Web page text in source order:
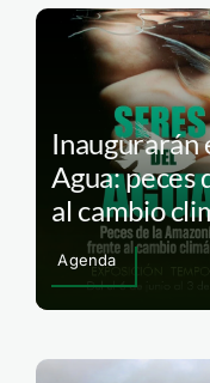
Inaugurarán
Agua: peces
al cambio
Agenda